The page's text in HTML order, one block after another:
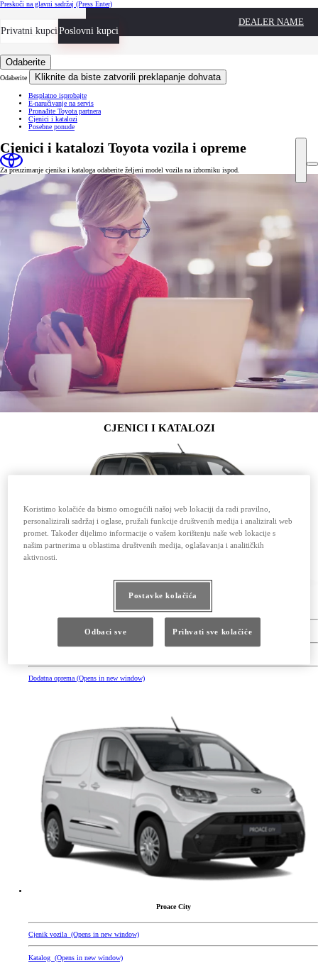
Preskoči na glavni sadržaj (Press Enter)
Privatni kupciPoslovni kupci
Privredna vozila
DEALER NAME
Odaberite
Odaberite Kliknite da biste zatvorili preklapanje dohvata
Besplatno isprobajte
E-naručivanje na servis
Pronađite Toyota partnera
Cjenici i katalozi
Posebne ponude
Cjenici i katalozi Toyota vozila i opreme
Za preuzimanje cjenika i kataloga odaberite željeni model vozila na izborniku ispod.
CJENICI I KATALOZI
(Opens in new window)
Dodatna oprema(Opens in new window)
Proace City
Cjenik vozila (Opens in new window)
Katalog (Opens in new window)
Koristimo kolačiće da bismo omogućili našoj web lokaciji da radi pravilno,
personalizirali sadržaj i oglase, pružali funkcije društvenih medija i analizirali web
promet. Također dijelimo informacije o vašem korištenju naše web lokacije s
našim partnerima u oblastima društvenih medija, oglašavanja i analitičkih
aktivnosti.
Postavke kolačića
Odbaci sve Prihvati sve kolačiće